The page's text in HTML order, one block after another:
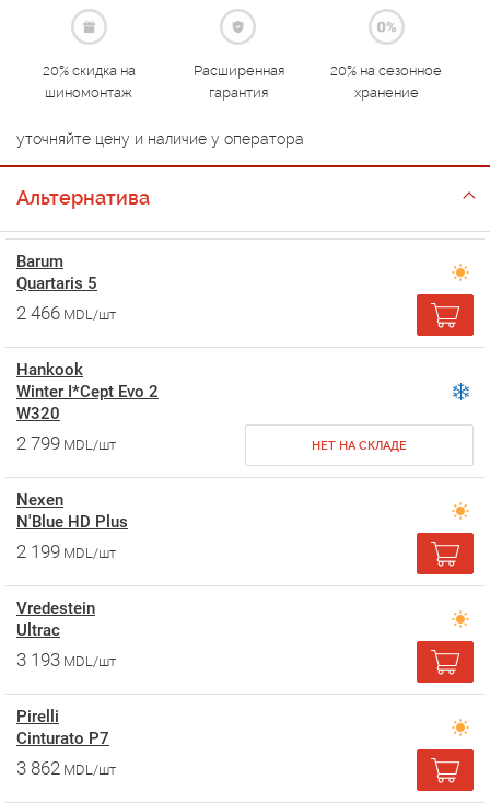
20% скидка на
шиномонтаж
Расширенная
гарантия
20% на сезонное
хранение
уточняйте цену и наличие у оператора
Альтернатива
Barum
Quartaris 5
2 466 MDL/шт
Hankook
Winter I*Cept Evo 2
W320
2 799 MDL/шт НЕТ НА СКЛАДЕ
Nexen
N'Blue HD Plus
2 199 MDL/шт
Vredestein
Ultrac
3 193 MDL/шт
Pirelli
Cinturato P7
3 862 MDL/шт